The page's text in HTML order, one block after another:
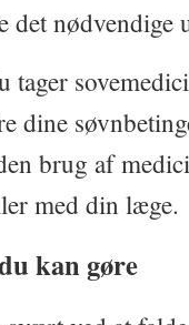
det nødvendige
tager
dine
brug af
med din læge.
kan gøre